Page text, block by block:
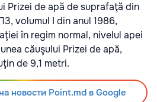
Prizei de apă de suprafaţă din
volumul I din anul 1986,
în regim normal, nivelul apei
căuşului Prizei de apă,
de 9,1 metri.
новости Point.md в Google